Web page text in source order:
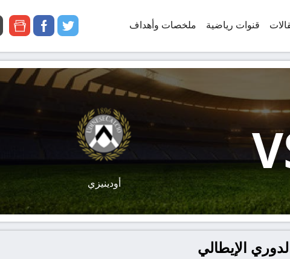
قنوات رياضية ملخصات وأهداف twitter
facebook
google
أودينيزي
الإيطالي